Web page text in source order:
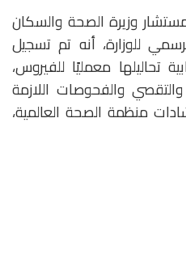
وزيرة الصحة والسكان
للوزارة، أنه تم تسجيل
تحاليلها معمليًا للفيروس،
والفحوصات اللازمة
منظمة الصحة العالمية،